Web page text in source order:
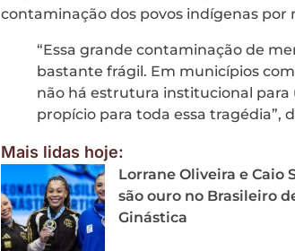
contaminação dos povos indígenas por
“Essa grande contaminação de
bastante frágil. Em municípios
não há estrutura institucional
propício para toda essa tragédia”,
Mais lidas hoje:
Lorrane Oliveira e Caio
são ouro no Brasileiro
Ginástica